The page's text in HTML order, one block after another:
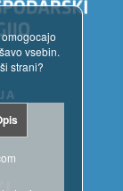
vsebin.
strani?